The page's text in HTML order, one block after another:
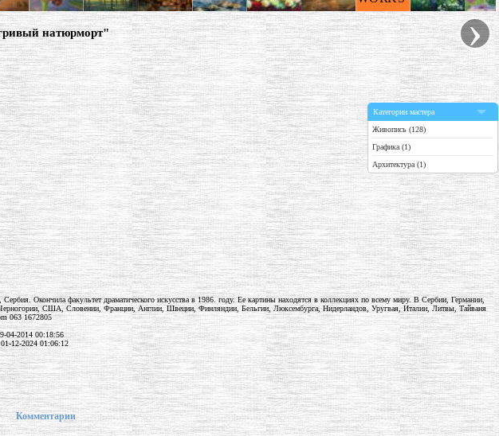
натюрморт" ›
Категории мастера
Живопись (128)
Графика (1)
Архитектура (1)
Окончила факультет драматического искусства в 1986. году. Ее картины находятся в коллекциях по всему миру. В Сербии, Германии,
США, Словении, Франции, Англии, Швеции, Финляндии, Бельгии, Люксембурга, Нидерландов, Уругвая, Италии, Литвы, Тайваня
063 1672805
04-2014 00:18:56
01-12-2024 01:06:12
Комментарии